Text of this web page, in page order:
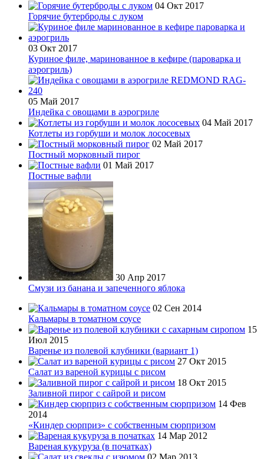
04 Окт 2017
Горячие бутерброды с луком
03 Окт 2017
Куриное филе, маринованное в кефире (пароварка и
аэрогриль)
05 Май 2017
Индейка с овощами в аэрогриле
04 Май 2017
Котлеты из горбуши и молок лососевых
02 Май 2017
Постный морковный пирог
01 Май 2017
Постные вафли
30 Апр 2017
Смузи из банана и запеченного яблока
02 Сен 2014
Кальмары в томатном соусе
15
Июл 2015
Варенье из полевой клубники (вариант 1)
27 Окт 2015
Салат из вареной курицы с рисом
18 Окт 2015
Заливной пирог с сайрой и рисом
14 Фев
2014
«Киндер сюрприз» с собственным сюрпризом
14 Мар 2012
Вареная кукуруза (в початках)